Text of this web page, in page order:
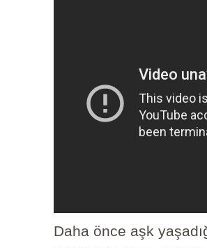
Daha önce aşk